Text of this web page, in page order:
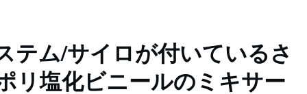
テム/サイロが付いているさ
リ塩化ビニールのミキサー